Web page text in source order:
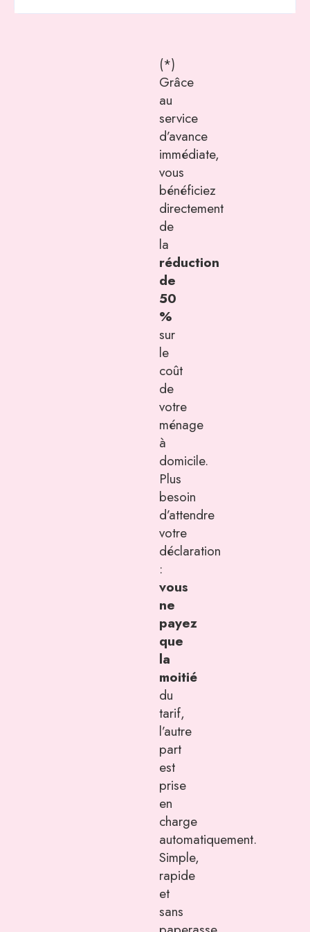
(*)
Grâce
au
service
d’avance
immédiate,
vous
bénéficiez
directement
de
la
réduction
de
50
%
sur
le
coût
de
votre
ménage
à
domicile.
Plus
besoin
d’attendre
votre
déclaration
:
vous
ne
payez
que
la
moitié
du
tarif,
l’autre
part
est
prise
en
charge
automatiquement.
Simple,
rapide
et
sans